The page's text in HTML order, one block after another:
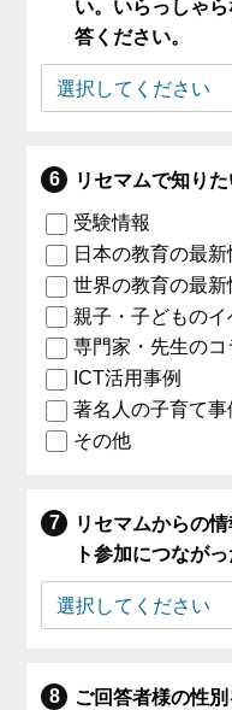
い。いらっしゃ
答ください。
リセマムで知り
受験情報
日本の教育の最新
世界の教育の最新
親子・子どもの
専門家・先生のコ
ICT活用事例
著名人の子育て
その他
リセマムからの
ト参加につなが
ご回答者様の性別